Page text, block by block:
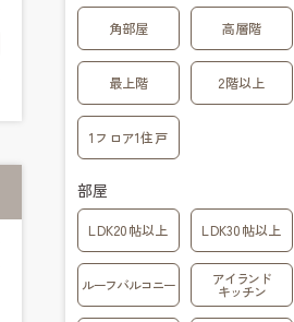
角部屋 高層階
最上階 2階以上
1フロア1住戸
部屋
LDK20帖以上 LDK30帖以上
ルーフバルコニー アイランド
キッチン